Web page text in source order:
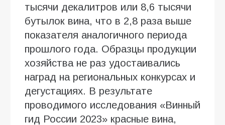
тысячи декалитров или 8,6 тысячи
бутылок вина, что в 2,8 раза выше
показателя аналогичного периода
прошлого года. Образцы продукции
хозяйства не раз удостаивались
наград на региональных конкурсах и
дегустациях. В результате
проводимого исследования «Винный
гид России 2023» красные вина,